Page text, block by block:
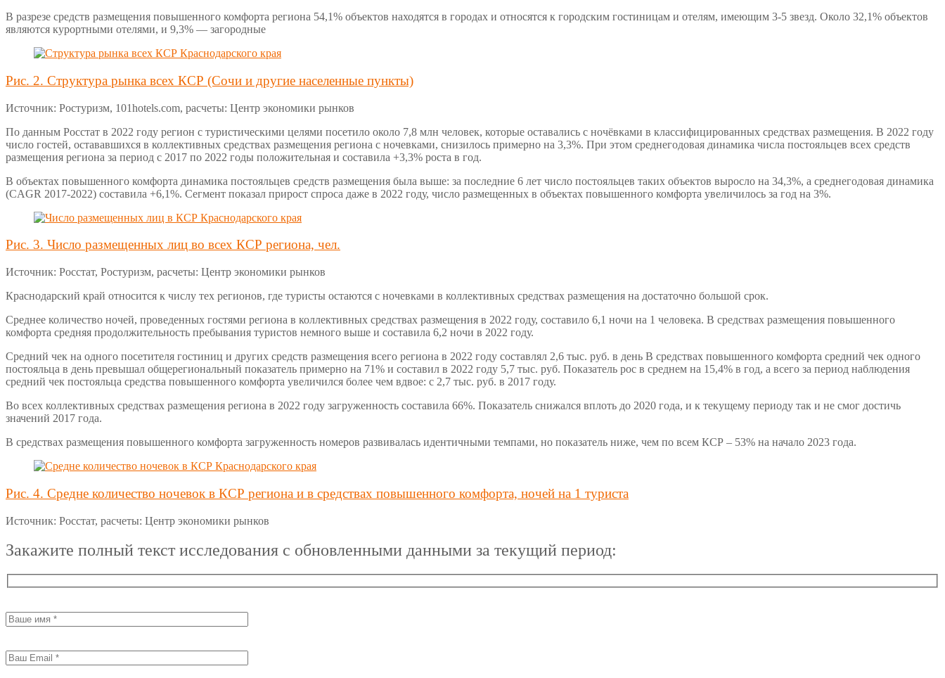
В разрезе средств размещения повышенного комфорта региона 54,1% объектов находятся в городах и относятся к городским гостиницам и отелям, имеющим 3-5 звезд. Около 32,1% объектов
являются курортными отелями, и 9,3% — загородные
Рис. 2. Структура рынка всех КСР (Сочи и другие населенные пункты)
Источник: Ростуризм, 101hotels.com, расчеты: Центр экономики рынков
По данным Росстат в 2022 году регион с туристическими целями посетило около 7,8 млн человек, которые оставались с ночёвками в классифицированных средствах размещения. В 2022 году
число гостей, остававшихся в коллективных средствах размещения региона с ночевками, снизилось примерно на 3,3%. При этом среднегодовая динамика числа постояльцев всех средств
размещения региона за период с 2017 по 2022 годы положительная и составила +3,3% роста в год.
В объектах повышенного комфорта динамика постояльцев средств размещения была выше: за последние 6 лет число постояльцев таких объектов выросло на 34,3%, а среднегодовая динамика
(CAGR 2017-2022) составила +6,1%. Сегмент показал прирост спроса даже в 2022 году, число размещенных в объектах повышенного комфорта увеличилось за год на 3%.
Рис. 3. Число размещенных лиц во всех КСР региона, чел.
Источник: Росстат, Ростуризм, расчеты: Центр экономики рынков
Краснодарский край относится к числу тех регионов, где туристы остаются с ночевками в коллективных средствах размещения на достаточно большой срок.
Среднее количество ночей, проведенных гостями региона в коллективных средствах размещения в 2022 году, составило 6,1 ночи на 1 человека. В средствах размещения повышенного
комфорта средняя продолжительность пребывания туристов немного выше и составила 6,2 ночи в 2022 году.
Средний чек на одного посетителя гостиниц и других средств размещения всего региона в 2022 году составлял 2,6 тыс. руб. в день В средствах повышенного комфорта средний чек одного
постояльца в день превышал общерегиональный показатель примерно на 71% и составил в 2022 году 5,7 тыс. руб. Показатель рос в среднем на 15,4% в год, а всего за период наблюдения
средний чек постояльца средства повышенного комфорта увеличился более чем вдвое: с 2,7 тыс. руб. в 2017 году.
Во всех коллективных средствах размещения региона в 2022 году загруженность составила 66%. Показатель снижался вплоть до 2020 года, и к текущему периоду так и не смог достичь
значений 2017 года.
В средствах размещения повышенного комфорта загруженность номеров развивалась идентичными темпами, но показатель ниже, чем по всем КСР – 53% на начало 2023 года.
Рис. 4. Средне количество ночевок в КСР региона и в средствах повышенного комфорта, ночей на 1 туриста
Источник: Росстат, расчеты: Центр экономики рынков
Закажите полный текст исследования с обновленными данными за текущий период: